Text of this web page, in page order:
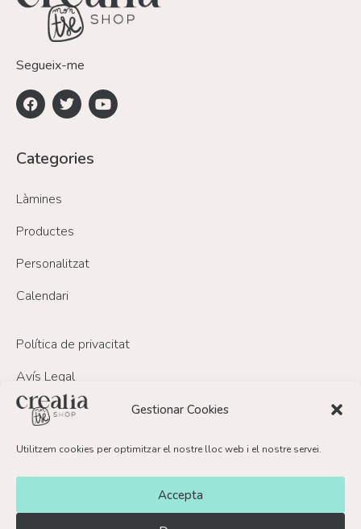
Gestionar Cookies
Utilitzem cookies per optimitzar el nostre lloc web i el nostre servei.
Accepta
Segueix-me
Categories
Làmines
Productes
Personalitzat
Calendari
Política de privacitat
Avís Legal
Política de Cookies
Política de devolucions i reemborsament